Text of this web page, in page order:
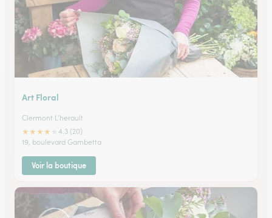
Art Floral
Clermont L'herault
★★★★
4.3 (20)
19, boulevard Gambetta
Voir la boutique